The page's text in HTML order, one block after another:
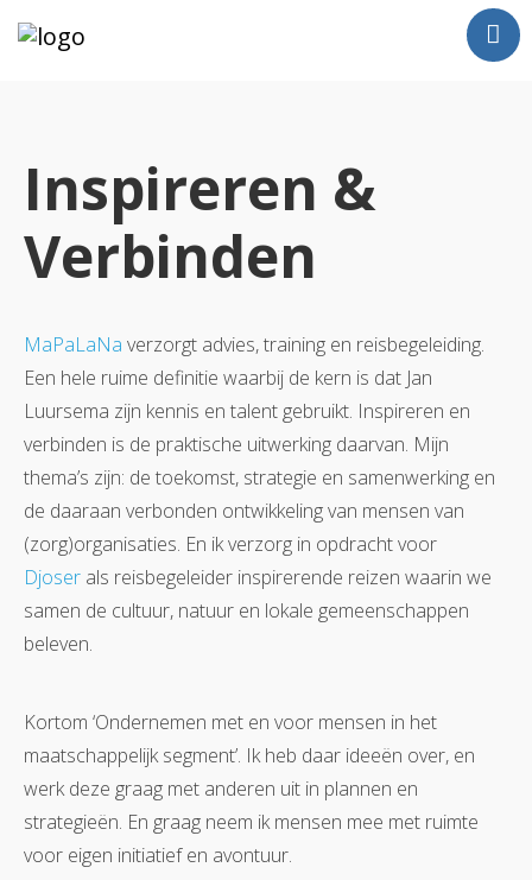
Opdrachten
Reizen
Contact
Inspireren &
Verbinden
MaPaLaNa verzorgt advies, training en reisbegeleiding.
Een hele ruime definitie waarbij de kern is dat Jan
Luursema zijn kennis en talent gebruikt. Inspireren en
verbinden is de praktische uitwerking daarvan. Mijn
thema’s zijn: de toekomst, strategie en samenwerking en
de daaraan verbonden ontwikkeling van mensen van
(zorg)organisaties. En ik verzorg in opdracht voor
Djoser als reisbegeleider inspirerende reizen waarin we
samen de cultuur, natuur en lokale gemeenschappen
beleven.
Kortom ‘Ondernemen met en voor mensen in het
maatschappelijk segment’. Ik heb daar ideeën over, en
werk deze graag met anderen uit in plannen en
strategieën. En graag neem ik mensen mee met ruimte
voor eigen initiatief en avontuur.